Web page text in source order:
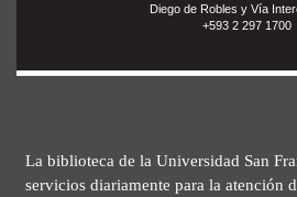
Diego de Robles y Vía
+593 2 297 1700
La biblioteca de la Universidad San
servicios diariamente para la atención